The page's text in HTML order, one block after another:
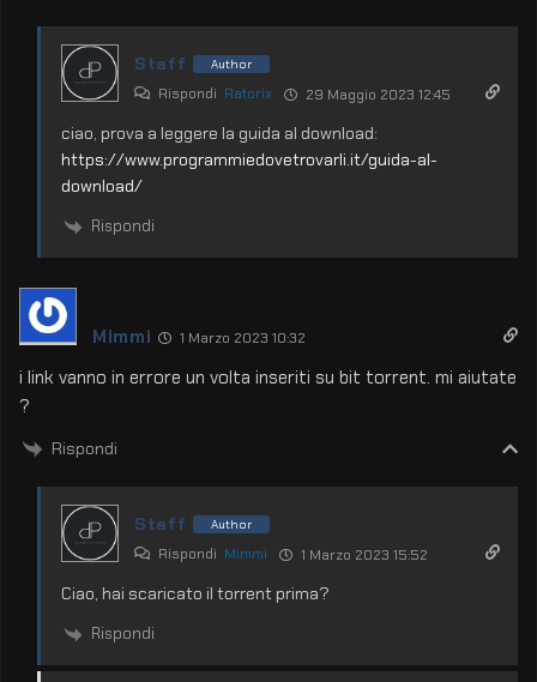
Staff Author
Rispondi Ratorix 29 Maggio 2023 12:45
ciao, prova a leggere la guida al download:
https://www.programmiedovetrovarli.it/guida-al-
download/
Rispondi
Mimmi 1 Marzo 2023 10:32
i link vanno in errore un volta inseriti su bit torrent. mi aiutate
?
Rispondi
Staff Author
Rispondi Mimmi 1 Marzo 2023 15:52
Ciao, hai scaricato il torrent prima?
Rispondi